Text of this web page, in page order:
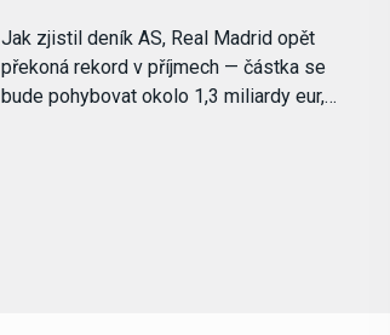
Jak zjistil deník AS, Real Madrid opět
překoná rekord v příjmech — částka se
bude pohybovat okolo 1,3 miliardy eur,…